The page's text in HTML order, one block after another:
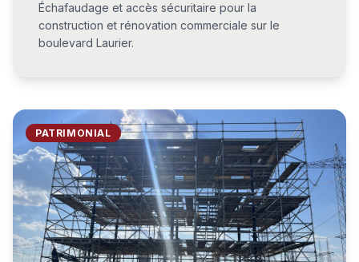
Échafaudage et accès sécuritaire pour la
construction et rénovation commerciale sur le
boulevard Laurier.
PATRIMONIAL